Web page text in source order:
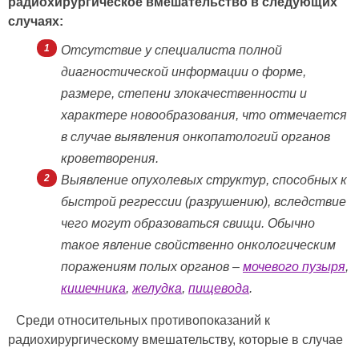
случаях:
Отсутствие у специалиста полной
диагностической информации о форме,
размере, степени злокачественности и
характере новообразования, что отмечается
в случае выявления онкопатологий органов
кроветворения.
Выявление опухолевых структур, способных к
быстрой регрессии (разрушению), вследствие
чего могут образоваться свищи. Обычно
такое явление свойственно онкологическим
поражениям полых органов – мочевого пузыря,
кишечника, желудка, пищевода.
Среди относительных противопоказаний к
радиохирургическому вмешательству, которые в случае